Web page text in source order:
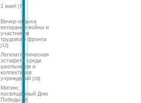
1 мая! [7]
Вечер-отдыха
ветеранов войны и
участников
трудового фронта
[12]
Легкоатлетическая
эстафета среди
школьников и
коллективов
учреждений [19]
Митинг,
посвящённый Дню
Победы [9]